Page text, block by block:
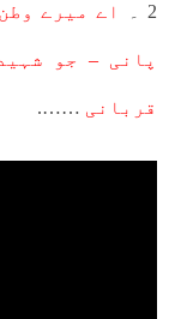
2 ۔ اے میرے
پانی – جو
قربانی …….